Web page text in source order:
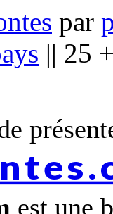
par
|| 25
est une